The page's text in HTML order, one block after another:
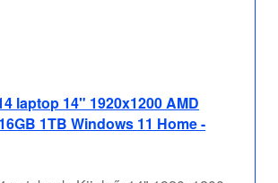
laptop 14" 1920x1200 AMD
1TB Windows 11 Home -